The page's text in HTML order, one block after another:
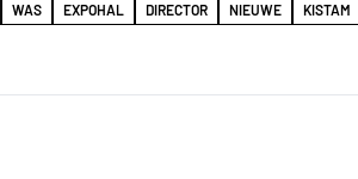
WAS EXPOHAL DIRECTOR NIEUWE
KISTAM